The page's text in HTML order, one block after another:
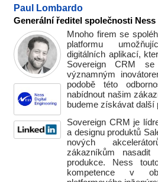
Paul Lombardo
Generální ředitel společnosti
Mnoho firem se
platformu
digitálních aplikací,
Sovereign CRM
významným
podobě této
nabídnout našim
budeme získávat další
Sovereign CRM je
a designu produktů
nových
zákazníkům
produkce. Ness
kompetence v